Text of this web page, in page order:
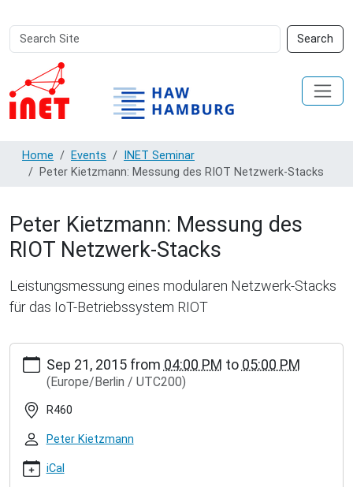
Search
Site
Search
Advanced
Search…
Home Events
INET Seminar
Peter Kietzmann: Messung des RIOT Netzwerk-Stacks
Peter Kietzmann: Messung des
RIOT Netzwerk-Stacks
Leistungsmessung eines modularen Netzwerk-Stacks
für das IoT-Betriebssystem RIOT
https://www.inet.haw-
hamburg.de/events/inet-
seminar/peter-
kietzmann-
leistungsmessung-
eines-
modularen-
netzwerk-
Sep 21, 2015from 04:00 PM to 05:00 PM
(Europe/Berlin / UTC200)
R460
Peter Kietzmann
iCal